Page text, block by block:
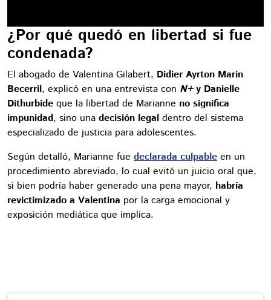
¿Por qué quedó en libertad si fue
condenada?
El abogado de Valentina Gilabert, Didier Ayrton Marín
Becerril, explicó en una entrevista con N+y Danielle
Dithurbide que la libertad de Marianne no significa
impunidad, sino una decisión legal dentro del sistema
especializado de justicia para adolescentes.
Según detalló, Marianne fue declarada culpable en un
procedimiento abreviado, lo cual evitó un juicio oral que,
si bien podría haber generado una pena mayor, habría
revictimizado a Valentina por la carga emocional y
exposición mediática que implica.